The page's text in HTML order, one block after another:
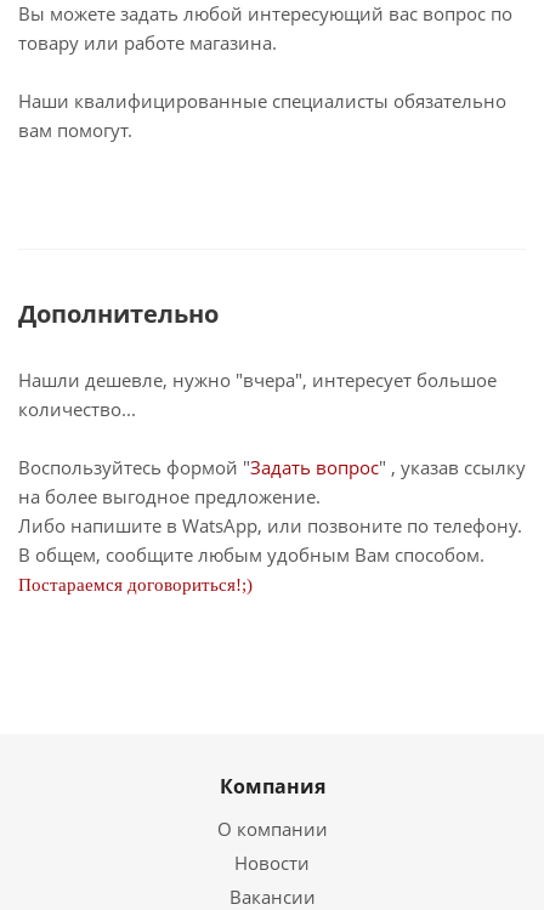
Вы можете задать любой интересующий вас вопрос по
товару или работе магазина.
Наши квалифицированные специалисты обязательно
вам помогут.
Дополнительно
Нашли дешевле, нужно "вчера", интересует большое
количество...
Воспользуйтесь формой "Задать вопрос" , указав ссылку
на более выгодное предложение.
Либо напишите в WatsApp, или позвоните по телефону.
В общем, сообщите любым удобным Вам способом.
Постараемся договориться!;)
Компания
О компании
Новости
Вакансии